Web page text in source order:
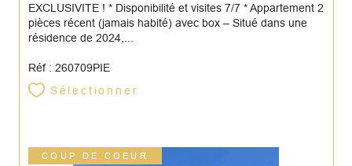
EXCLUSIVITE ! * Disponibilité et visites 7/7 * Appartement 2
pièces récent (jamais habité) avec box – Situé dans une
résidence de 2024,...
Réf : 260709PIE
Sélectionner
COUP DE COEUR